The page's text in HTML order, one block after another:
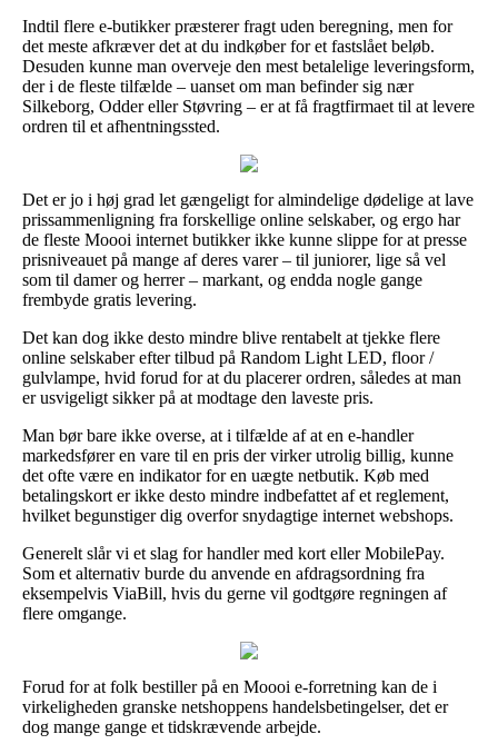
Indtil flere e-butikker præsterer fragt uden beregning, men for
det meste afkræver det at du indkøber for et fastslået beløb.
Desuden kunne man overveje den mest betalelige leveringsform,
der i de fleste tilfælde – uanset om man befinder sig nær
Silkeborg, Odder eller Støvring – er at få fragtfirmaet til at levere
ordren til et afhentningssted.
Det er jo i høj grad let gængeligt for almindelige dødelige at lave
prissammenligning fra forskellige online selskaber, og ergo har
de fleste Moooi internet butikker ikke kunne slippe for at presse
prisniveauet på mange af deres varer – til juniorer, lige så vel
som til damer og herrer – markant, og endda nogle gange
frembyde gratis levering.
Det kan dog ikke desto mindre blive rentabelt at tjekke flere
online selskaber efter tilbud på Random Light LED, floor /
gulvlampe, hvid forud for at du placerer ordren, således at man
er usvigeligt sikker på at modtage den laveste pris.
Man bør bare ikke overse, at i tilfælde af at en e-handler
markedsfører en vare til en pris der virker utrolig billig, kunne
det ofte være en indikator for en uægte netbutik. Køb med
betalingskort er ikke desto mindre indbefattet af et reglement,
hvilket begunstiger dig overfor snydagtige internet webshops.
Generelt slår vi et slag for handler med kort eller MobilePay.
Som et alternativ burde du anvende en afdragsordning fra
eksempelvis ViaBill, hvis du gerne vil godtgøre regningen af
flere omgange.
Forud for at folk bestiller på en Moooi e-forretning kan de i
virkeligheden granske netshoppens handelsbetingelser, det er
dog mange gange et tidskrævende arbejde.